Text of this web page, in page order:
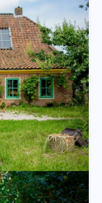
me nieuwsgierig
Wie was hij nu
leefden zijn
Groningse
het gevoel
las ze het
residency bij
op papier te
een nieuw
in de rug.’